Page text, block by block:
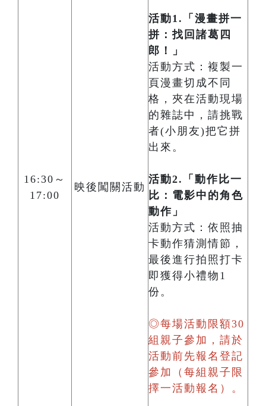
16:30～
17:00
映後闖關活動
活動1.「漫畫拼一
拼：找回諸葛四
郎！」
活動方式：複製一
頁漫畫切成不同
格，夾在活動現場
的雜誌中，請挑戰
者(小朋友)把它拼
出來。
活動2.「動作比一
比：電影中的角色
動作」
活動方式：依照抽
卡動作猜測情節，
最後進行拍照打卡
即獲得小禮物1
份。
◎每場活動限額30
組親子參加，請於
活動前先報名登記
參加（每組親子限
擇一活動報名）。